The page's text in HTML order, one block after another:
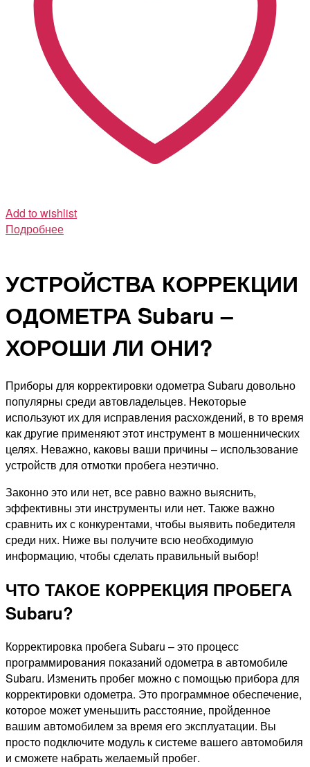
Add to wishlist
Подробнее
УСТРОЙСТВА КОРРЕКЦИИ
ОДОМЕТРА Subaru –
ХОРОШИ ЛИ ОНИ?
Приборы для корректировки одометра Subaru довольно
популярны среди автовладельцев. Некоторые
используют их для исправления расхождений, в то время
как другие применяют этот инструмент в мошеннических
целях. Неважно, каковы ваши причины – использование
устройств для отмотки пробега неэтично.
Законно это или нет, все равно важно выяснить,
эффективны эти инструменты или нет. Также важно
сравнить их с конкурентами, чтобы выявить победителя
среди них. Ниже вы получите всю необходимую
информацию, чтобы сделать правильный выбор!
ЧТО ТАКОЕ КОРРЕКЦИЯ ПРОБЕГА
Subaru?
Корректировка пробега Subaru – это процесс
программирования показаний одометра в автомобиле
Subaru. Изменить пробег можно с помощью прибора для
корректировки одометра. Это программное обеспечение,
которое может уменьшить расстояние, пройденное
вашим автомобилем за время его эксплуатации. Вы
просто подключите модуль к системе вашего автомобиля
и сможете набрать желаемый пробег.